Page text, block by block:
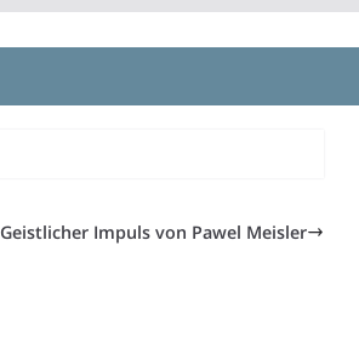
Geistlicher Impuls von Pawel Meisler